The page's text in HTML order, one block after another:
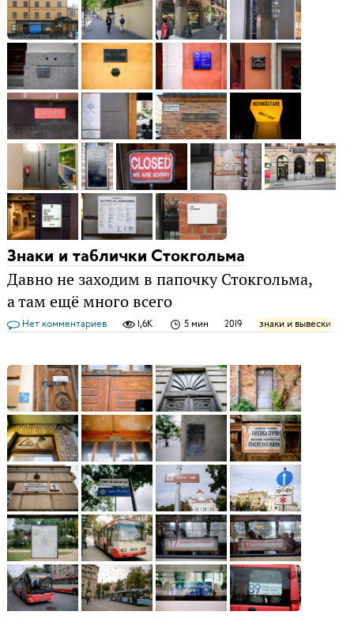
Знаки и таблички Стокгольма
Давно не заходим в папочку Стокгольма,
а там ещё много всего
Нет комментариев 1,6K 5 мин 2019 знаки и вывески